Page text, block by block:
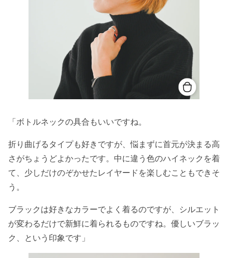
「ボトルネックの具合もいいですね。
折り曲げるタイプも好きですが、悩まずに首元が決まる高
さがちょうどよかったです。中に違う色のハイネックを着
て、少しだけのぞかせたレイヤードを楽しむこともできそ
う。
ブラックは好きなカラーでよく着るのですが、シルエット
が変わるだけで新鮮に着られるものですね。優しいブラッ
ク、という印象です」